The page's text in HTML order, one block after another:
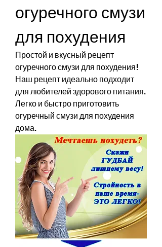
огуречного смузи
для похудения
Простой и вкусный рецепт
огуречного смузи для похудения!
Наш рецепт идеально подходит
для любителей здорового питания.
Легко и быстро приготовить
огуречный смузи для похудения
дома.